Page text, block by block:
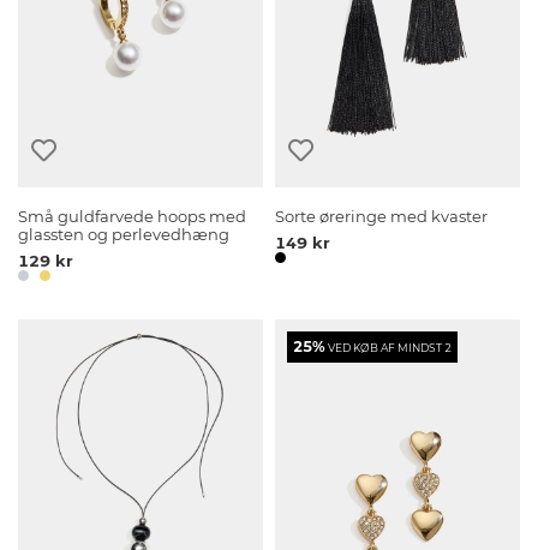
Små guldfarvede hoops med
glassten og perlevedhæng
129 kr
Sorte øreringe med kvaster
149 kr
25%VED KØB AF MINDST 2